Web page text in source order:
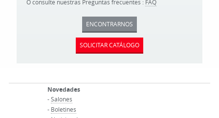
O consulte nuestras Preguntas frecuentes : FAQ
ENCONTRARNOS
SOLICITAR CATÁLOGO
Novedades
-Salones
- Boletines